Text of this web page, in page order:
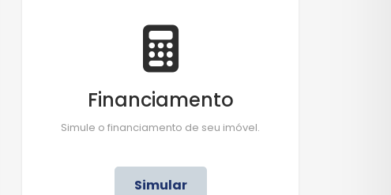
Financiamento
Simule o financiamento de seu imóvel.
Simular